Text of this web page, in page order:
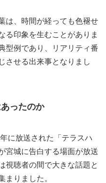
は、時間が経っても色褪せ
る印象を生むことがありま
型例であり、リアリティ番
させる出来事となりまし
ったのか
に放送された「テラスハ
宮城に告白する場面が放送
視聴者の間で大きな話題と
まりました。